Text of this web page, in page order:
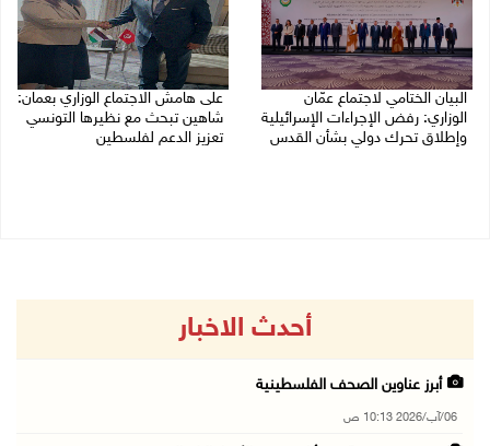
البيان الختامي لاجتماع عمّان
الوزاري: رفض الإجراءات الإسرائيلية
وإطلاق تحرك دولي بشأن القدس
على هامش الاجتماع الوزاري بعمان:
شاهين تبحث مع نظيرها التونسي
تعزيز الدعم لفلسطين
أحدث الاخبار
أبرز عناوين الصحف الفلسطينية
06/آب/2026 10:13 ص